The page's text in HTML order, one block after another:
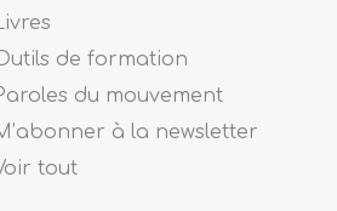
de formation
du mouvement
à la newsletter
tout